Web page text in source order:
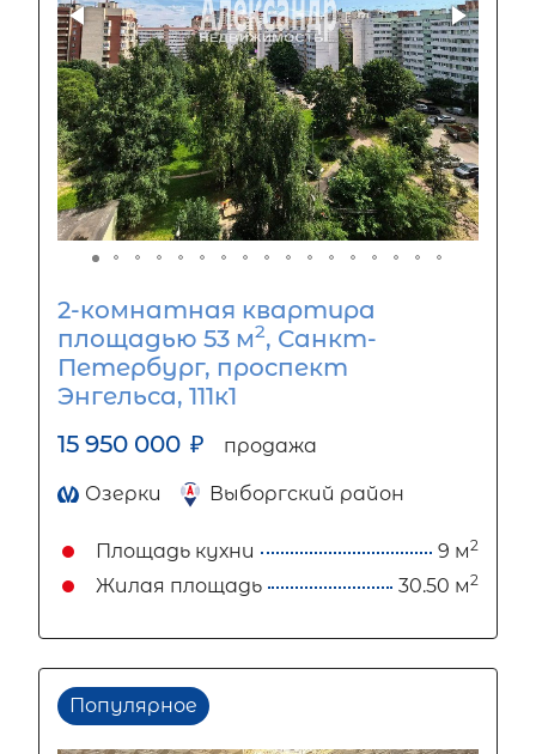
2-комнатная квартира
площадью 53 м2, Санкт-
Петербург, проспект
Энгельса, 111к1
15 950 000 ₽ продажа
Озерки Выборгский район
Площадь кухни 9 м2
Жилая площадь 30.50 м2
Популярное